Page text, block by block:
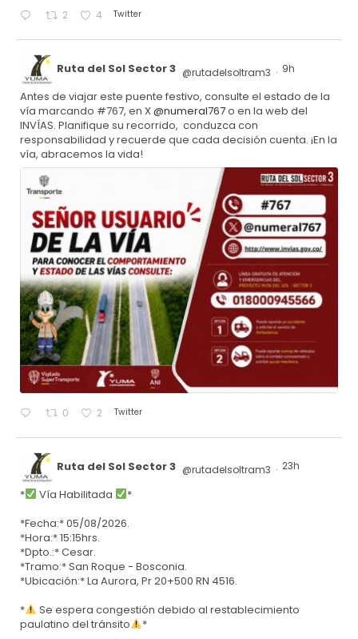
2 4 Twitter
Ruta del Sol Sector 3 @rutadelsoltram3 · 9h
Antes de viajar este puente festivo, consulte el estado de la
vía marcando #767, en X@numeral767o en la web del
INVÍAS. Planifique su recorrido, conduzca con
responsabilidad y recuerde que cada decisión cuenta. ¡En la
vía, abracemos la vida!
0 2 Twitter
Ruta del Sol Sector 3 @rutadelsoltram3 · 23h
* Vía Habilitada
*
*Fecha:* 05/08/2026.
*Hora:* 15:15hrs.
*Dpto.:* Cesar.
*Tramo:* San Roque - Bosconia.
*Ubicación:* La Aurora, Pr 20+500 RN 4516.
*
Se espera congestión debido al restablecimiento
paulatino del tránsito
*